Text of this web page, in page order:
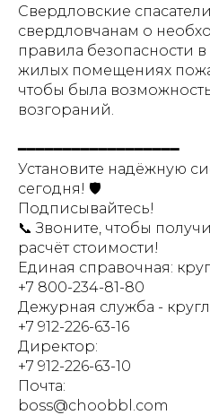
Свердловские
свердловчанам о
правила безопасности в
жилых помещениях
чтобы была
возгораний.
━━━━━━━━━━━━━━━━━━
Установите надёжную
сегодня! 🛡️
Подписывайтесь!
📞 Звоните, чтобы
расчёт стоимости!
Единая справочная:
+7 800-234-81-80
Дежурная служба -
+7 912-226-63-16
Директор:
+7 912-226-63-10
Почта:
boss@choobbl.com